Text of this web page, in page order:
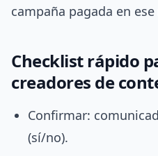
campaña pagada en
Checklist rápido
creadores de
Confirmar:
(sí/no).